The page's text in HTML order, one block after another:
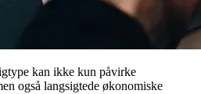
kan ikke kun påvirke
også langsigtede økonomiske